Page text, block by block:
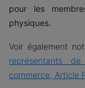
pour les
physiques.
Voir également
représentants
commerce, Article